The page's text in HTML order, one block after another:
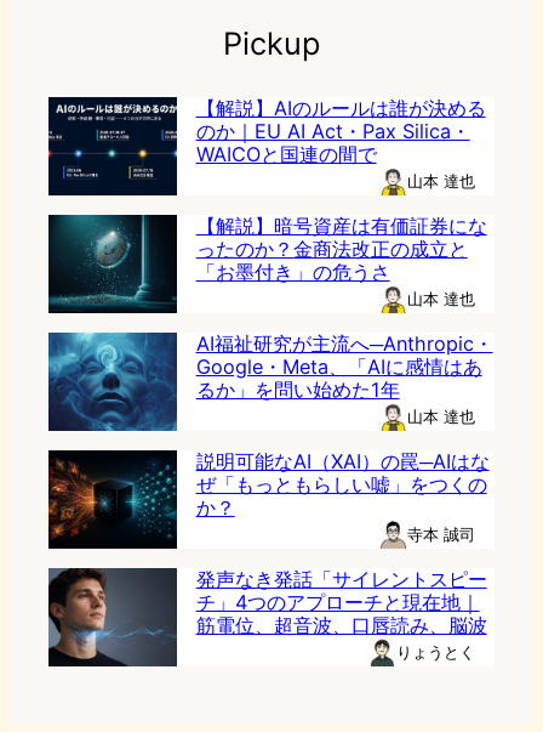
Pickup
【解説】AIのルールは誰が決める
のか｜EU AI Act・Pax Silica・
WAICOと国連の間で
山本 達也
【解説】暗号資産は有価証券にな
ったのか？金商法改正の成立と
「お墨付き」の危うさ
山本 達也
AI福祉研究が主流へ─Anthropic・
Google・Meta、「AIに感情はあ
るか」を問い始めた1年
山本 達也
説明可能なAI（XAI）の罠─AIはな
ぜ「もっともらしい嘘」をつくの
か？
寺本 誠司
発声なき発話「サイレントスピー
チ」4つのアプローチと現在地｜
筋電位、超音波、口唇読み、脳波
りょうとく